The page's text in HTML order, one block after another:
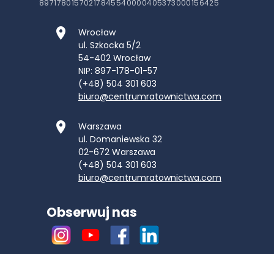
89717801570217845540000405373000156425
Wrocław
ul. Szkocka 5/2
54-402 Wrocław
NIP: 897-178-01-57
(+48) 504 301 603
biuro@centrumratownictwa.com
Warszawa
ul. Domaniewska 32
02-672 Warszawa
(+48) 504 301 603
biuro@centrumratownictwa.com
Obserwuj nas